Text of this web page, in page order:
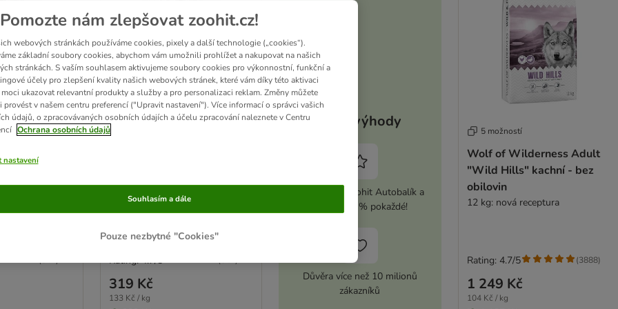
Adult 6
protein
- rybí
(841)
Green Fields - jehněčí
319 Kč
133 Kč / kg
Rating: 4.7/5 (841)
Vaše výhody
Aktivujte si zoohit Autobalík a
ušetřete 5 % pokaždé!
Důvěra více než 10 milionů
zákazníků
5 možností
Wolf of Wilderness Adult
"Wild Hills" kachní - bez
obilovin
12 kg: nová receptura
1 249 Kč
104 Kč / kg
Rating: 4.7/5 (3888)
Pomozte nám zlepšovat zoohit.cz!
webových stránkách používáme cookies, pixely a další technologie („cookies“).
základní soubory cookies, abychom vám umožnili prohlížet a nakupovat na našich
stránkách. S vaším souhlasem aktivujeme soubory cookies pro výkonnostní, funkční a
účely pro zlepšení kvality našich webových stránek, které vám díky této aktivaci
ukazovat relevantní produkty a služby a pro personalizaci reklam. Změny můžete
provést v našem centru preferencí ("Upravit nastavení"). Více informací o správci vašich
údajů, o zpracovávaných osobních údajích a účelu zpracování naleznete v Centru
Ochrana osobních údajů
nastavení
Pouze nezbytné "Cookies"
Souhlasím a dále